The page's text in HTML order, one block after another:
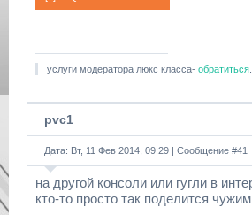
услуги модератора люкс класса- обратиться
pvc1
Дата: Вт, 11 Фев 2014, 09:29 | Сообщение #41
на другой консоли или гугли в
кто-то просто так поделится